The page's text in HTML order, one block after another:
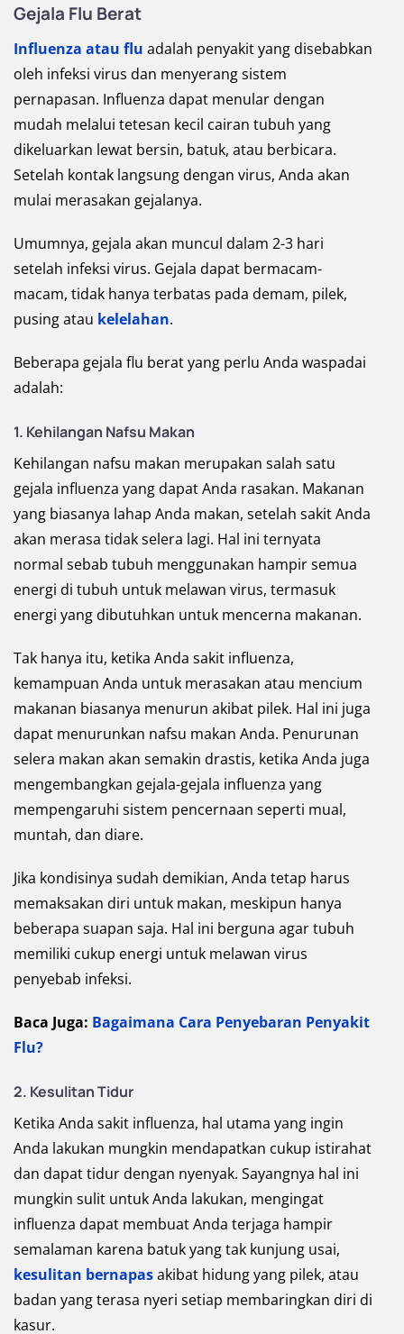
Gejala Flu Berat
Influenza atau flu adalah penyakit yang disebabkan
oleh infeksi virus dan menyerang sistem
pernapasan. Influenza dapat menular dengan
mudah melalui tetesan kecil cairan tubuh yang
dikeluarkan lewat bersin, batuk, atau berbicara.
Setelah kontak langsung dengan virus, Anda akan
mulai merasakan gejalanya.
Umumnya, gejala akan muncul dalam 2-3 hari
setelah infeksi virus. Gejala dapat bermacam-
macam, tidak hanya terbatas pada demam, pilek,
pusing atau kelelahan.
Beberapa gejala flu berat yang perlu Anda waspadai
adalah:
1. Kehilangan Nafsu Makan
Kehilangan nafsu makan merupakan salah satu
gejala influenza yang dapat Anda rasakan. Makanan
yang biasanya lahap Anda makan, setelah sakit Anda
akan merasa tidak selera lagi. Hal ini ternyata
normal sebab tubuh menggunakan hampir semua
energi di tubuh untuk melawan virus, termasuk
energi yang dibutuhkan untuk mencerna makanan.
Tak hanya itu, ketika Anda sakit influenza,
kemampuan Anda untuk merasakan atau mencium
makanan biasanya menurun akibat pilek. Hal ini juga
dapat menurunkan nafsu makan Anda. Penurunan
selera makan akan semakin drastis, ketika Anda juga
mengembangkan gejala-gejala influenza yang
mempengaruhi sistem pencernaan seperti mual,
muntah, dan diare.
Jika kondisinya sudah demikian, Anda tetap harus
memaksakan diri untuk makan, meskipun hanya
beberapa suapan saja. Hal ini berguna agar tubuh
memiliki cukup energi untuk melawan virus
penyebab infeksi.
Baca Juga: Bagaimana Cara Penyebaran Penyakit
Flu?
2. Kesulitan Tidur
Ketika Anda sakit influenza, hal utama yang ingin
Anda lakukan mungkin mendapatkan cukup istirahat
dan dapat tidur dengan nyenyak. Sayangnya hal ini
mungkin sulit untuk Anda lakukan, mengingat
influenza dapat membuat Anda terjaga hampir
semalaman karena batuk yang tak kunjung usai,
kesulitan bernapasakibat hidung yang pilek, atau
badan yang terasa nyeri setiap membaringkan diri di
kasur.